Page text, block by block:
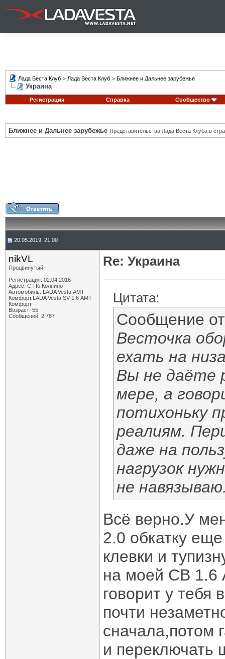
Лада Веста Клуб > Лада Веста Клуб > Ближнее и Дальнее зарубежье
Украина
Регистрация Справка Сообщество
Ближнее и Дальнее зарубежье Представительства Лада Веста Клуба в
20.05.2019, 21:00
nikVL
Продвинутый
Регистрация: 02.04.2016
Адрес: С-Пб,Колпино
Автомобиль: LADA Vesta АМТ
Комфорт,LADA Vesta SV 1.6 АМТ
Комфорт
Возраст: 55
Сообщений: 2,787
Re: Украина
Цитата:
Сообщение
Весточка
ехать на
Вы не даёте
мере, а
потихоньку
реалиям.
даже на
нагрузок
не
Всё верно.У
2.0 обкатку
клевки и
на моей СВ 1.6
говорит у тебя
почти
сначала,потом
и переключать